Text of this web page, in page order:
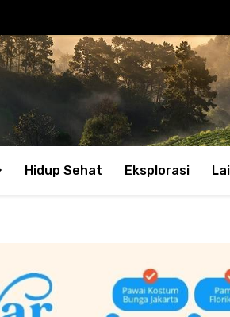
Hidup Sehat Eksplorasi